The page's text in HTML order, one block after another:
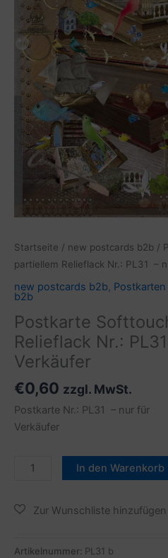
Startseite / new postcards b2b /
partiellem Relieflack Nr.: PL31 –
new postcards b2b,
b2b
Postkarte
Relieflack Nr.:
Verkäufer
€0,60 zzgl. MwSt.
Postkarte Nr.: PL31 – nur für
Verkäufer
Menge
In den Warenkorb
Artikelnummer: PL31 b